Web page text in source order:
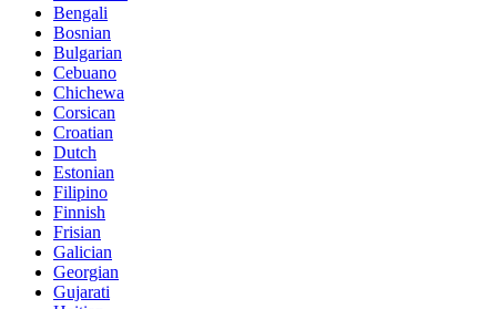
Bengali
Bosnian
Bulgarian
Cebuano
Chichewa
Corsican
Croatian
Dutch
Estonian
Filipino
Finnish
Frisian
Galician
Georgian
Gujarati